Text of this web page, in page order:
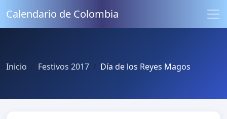
Calendario de Colombia
Inicio Festivos 2017 Día de los Reyes Magos